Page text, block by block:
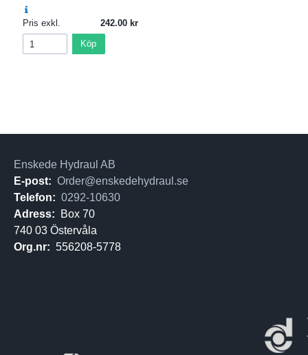
Pris exkl. 242.00
Köp
Enskede Hydraul AB
E-post: Order@enskedehydraul.se
Telefon: 0292-10630
Adress:
Box 70
740 03 Östervåla
Org.nr: 556208-5778